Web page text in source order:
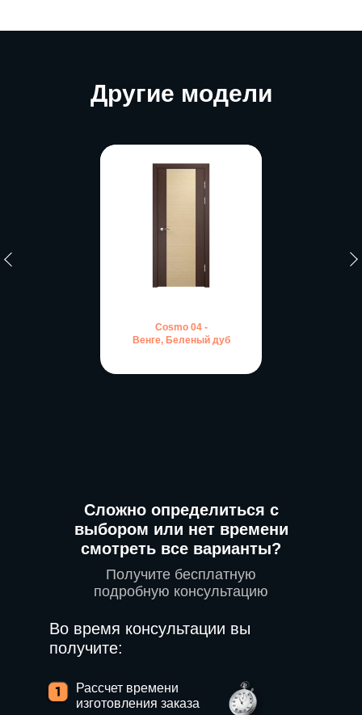
Другие модели
Cosmo 04 -
Венге, Беленый дуб
Сложно определиться с
выбором или нет времени
смотреть все варианты?
Получите бесплатную
подробную консультацию
Во время консультации вы
получите:
Рассчет времени
изготовления заказа